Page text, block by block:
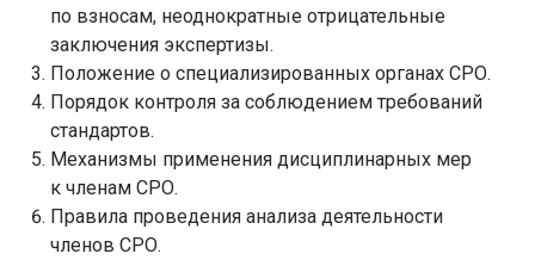
по взносам, неоднократные отрицательные
заключения экспертизы.
Положение о специализированных органах СРО.
Порядок контроля за соблюдением требований
стандартов.
Механизмы применения дисциплинарных мер
к членам СРО.
Правила проведения анализа деятельности
членов СРО.